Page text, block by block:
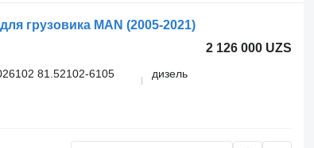
грузовика MAN (2005-2021)
2 126 000 UZS
81.52102-6105
дизель